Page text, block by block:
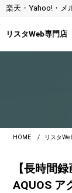
楽天・Yahoo!・メ
リスタWeb専門店
HOME リスタ
【長時間
AQUOS ア